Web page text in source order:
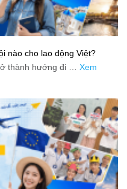
nào cho lao động Việt?
thành hướng đi … Xem